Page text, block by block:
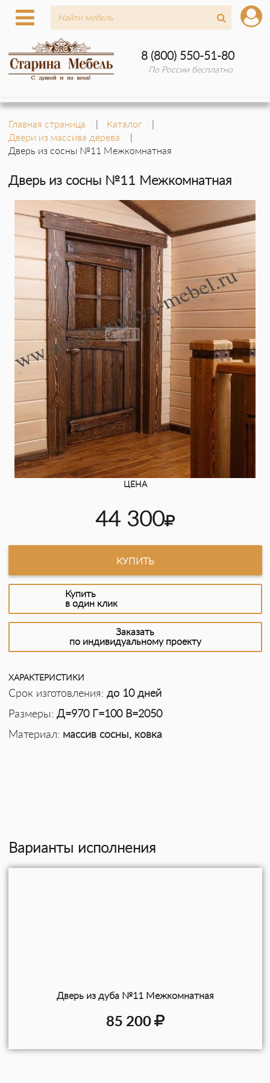
8 (800) 550-51-80
По России бесплатно
Главная страница
Каталог
Двери из массива дерева
Дверь из сосны №11 Межкомнатная
Дверь из сосны №11 Межкомнатная
ЦЕНА
44 300
КУПИТЬ
Купить
в один клик
Заказать
по индивидуальному проекту
ХАРАКТЕРИСТИКИ
Срок изготовления: до 10 дней
Размеры: Д=970 Г=100 В=2050
Материал: массив сосны, ковка
Варианты исполнения
Дверь из дуба №11 Межкомнатная
85 200